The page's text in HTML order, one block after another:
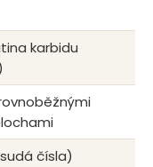
karbidu
čísla)